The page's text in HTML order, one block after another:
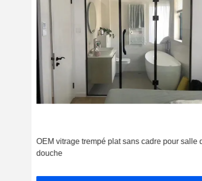
OEM vitrage trempé plat sans cadre pour salle
douche